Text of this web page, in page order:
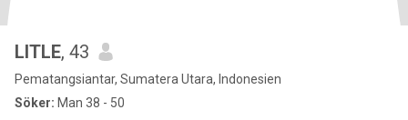
LITLE, 43
Pematangsiantar, Sumatera Utara, Indonesien
Söker: Man 38 - 50